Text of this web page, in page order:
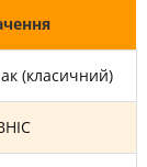
(класичний)